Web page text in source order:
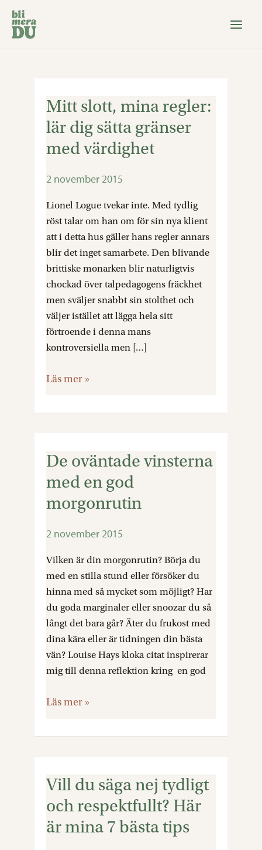
Hoppa
innehåll
Mitt slott, mina regler:
lär dig sätta gränser
med värdighet
2 november 2015
Lionel Logue tvekar inte. Med tydlig
röst talar om han om för sin nya klient
att i detta hus gäller hans regler annars
blir det inget samarbete. Den blivande
brittiske monarken blir naturligtvis
chockad över talpedagogens fräckhet
men sväljer snabbt sin stolthet och
väljer istället att lägga hela sitt
förtroende i denna mans
kontroversiella men […]
Mitt
slott,
mina
regler:
dig
Läs mer »
De oväntade vinsterna
med en god
morgonrutin
2 november 2015
Vilken är din morgonrutin? Börja du
med en stilla stund eller försöker du
hinna med så mycket som möjligt? Har
du goda marginaler eller snoozar du så
långt det bara går? Äter du frukost med
dina kära eller är tidningen din bästa
vän? Louise Hays kloka citat inspirerar
mig till denna reflektion kring en god
De
oväntade
vinsterna
med
god
morgonrutin
Läs mer »
Vill du säga nej tydligt
och respektfullt? Här
är mina 7 bästa tips
Vill
säga
nej